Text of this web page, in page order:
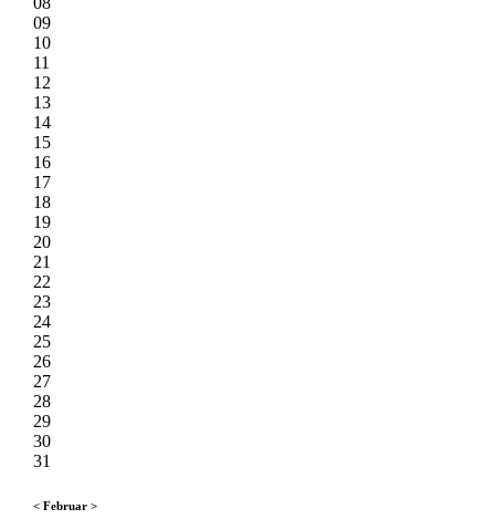
09
10
11
12
13
14
15
16
17
18
19
20
21
22
23
24
25
26
27
28
29
30
31
< Februar >